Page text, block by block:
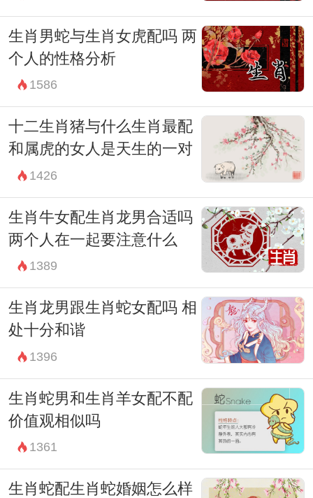
生肖男蛇与生肖女虎配吗 两
个人的性格分析
1586
十二生肖猪与什么生肖最配
和属虎的女人是天生的一对
1426
生肖牛女配生肖龙男合适吗
两个人在一起要注意什么
1389
生肖龙男跟生肖蛇女配吗 相
处十分和谐
1396
生肖蛇男和生肖羊女配不配
价值观相似吗
1361
生肖蛇配生肖蛇婚姻怎么样